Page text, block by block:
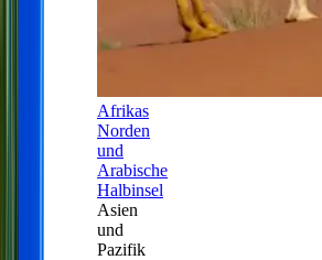
Afrikas
Norden
und
Arabische
Halbinsel
Asien
und
Pazifik